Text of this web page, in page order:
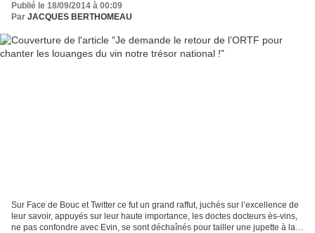
Publié le 18/09/2014 à 00:09
Par JACQUES BERTHOMEAU
Sur Face de Bouc et Twitter ce fut un grand raffut, juchés sur l’excellence de
leur savoir, appuyés sur leur haute importance, les doctes docteurs ès-vins,
ne pas confondre avec Evin, se sont déchaînés pour tailler une jupette à la